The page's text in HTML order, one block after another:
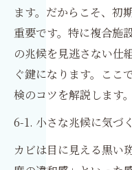
ます。だからこそ、初
重要です。特に複合施
の兆候を見逃さない仕
ぐ鍵になります。ここ
検のコツを解説します。
6-1. 小さな兆候に気づ
カビは目に見える黒い